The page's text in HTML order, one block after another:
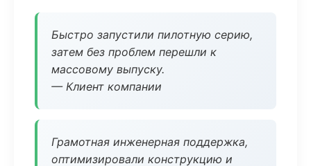
Быстро запустили пилотную серию,
затем без проблем перешли к
массовому выпуску.
— Клиент компании
Грамотная инженерная поддержка,
оптимизировали конструкцию и